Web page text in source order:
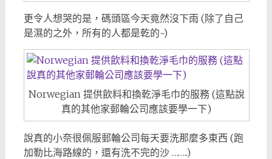
更令人想哭的是，碼頭區今天竟然沒下雨 (除了自己
是濕的之外，所有的人都是乾的~)
Norwegian 提供飲料和換乾淨毛巾的服務 (這點說
真的其他家郵輪公司應該要學一下)
說真的小奈很佩服郵輪公司每天要洗那麼多東西 (跑
加勒比海路線的，還有洗不完的沙 ……..)